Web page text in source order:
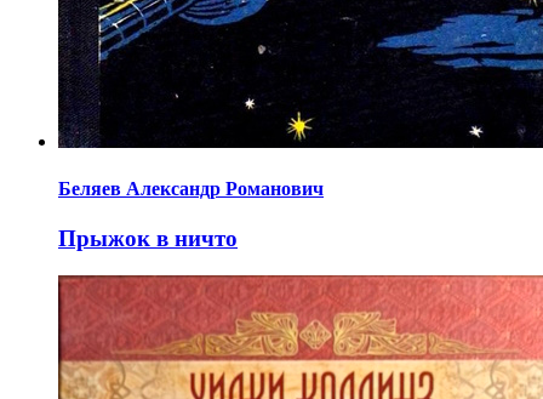
Беляев Александр Романович
Прыжок в ничто